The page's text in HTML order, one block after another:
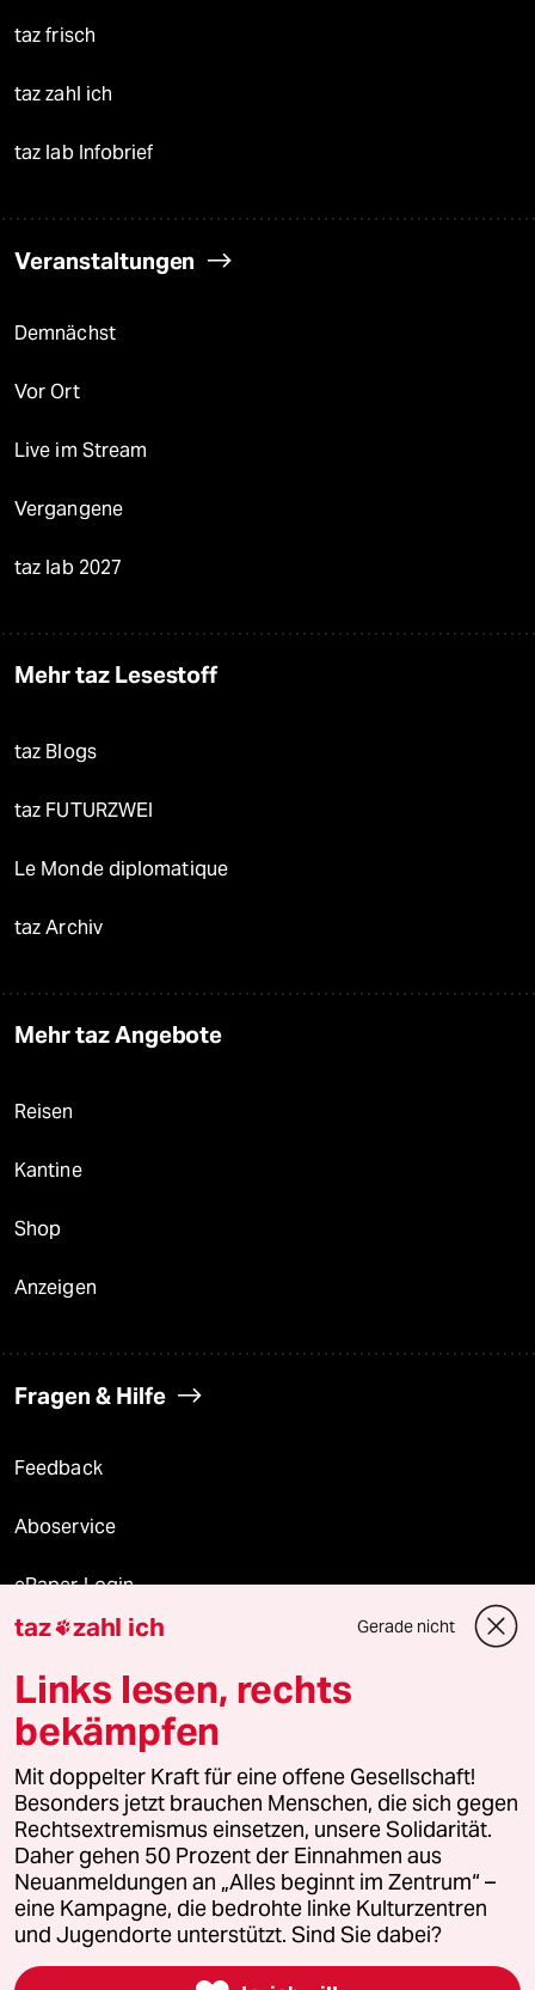
taz frisch
taz zahl ich
taz lab Infobrief
Veranstaltungen
Demnächst
Vor Ort
Live im Stream
Vergangene
taz lab 2027
Mehr taz Lesestoff
taz Blogs
taz FUTURZWEI
Le Monde diplomatique
taz Archiv
Mehr taz Angebote
Reisen
Kantine
Shop
Anzeigen
Fragen & Hilfe
Feedback
Aboservice
ePaper Login
Downloads für Abonnierende
© 2026 taz Verlags und Vertriebs GmbH
Alle Rechte vorbehalten. Bei rechtlichen Fragen oder für Genehmigungen
wenden Sie sich bitte an lizenzen@taz.de
Feedback Redaktionsstatut Kommune-Richtlinien
Leitlinie Informant Datenschutz Impressum AGB
Seitenwende Einwilligungen widerrufen (Ads)
taz zahl ich Gerade nicht
Links lesen, rechts
bekämpfen
Mit doppelter Kraft für eine offene Gesellschaft!
Besonders jetzt brauchen Menschen, die sich gegen
Rechtsextremismus einsetzen, unsere Solidarität.
Daher gehen 50 Prozent der Einnahmen aus
Neuanmeldungen an „Alles beginnt im Zentrum“ –
eine Kampagne, die bedrohte linke Kulturzentren
und Jugendorte unterstützt. Sind Sie dabei?